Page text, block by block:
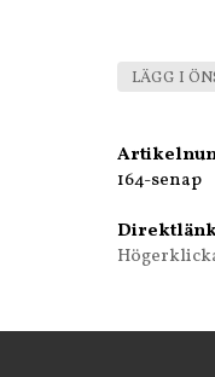
LÄGG I
164-senap